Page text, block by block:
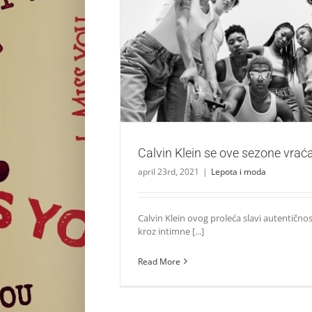
Calvin Klein se ove sezone vraća
Lepota i moda
Calvin Klein se ove sezone
april 23rd, 2021 | Lepota i moda
Calvin Klein ovog proleća slavi
kroz intimne [...]
Read More